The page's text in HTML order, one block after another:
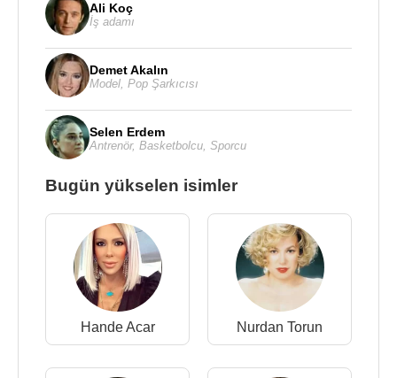
Ali Koç
İş adamı
Demet Akalın
Model, Pop Şarkıcısı
Selen Erdem
Antrenör, Basketbolcu, Sporcu
Bugün yükselen isimler
Hande Acar Nurdan Torun